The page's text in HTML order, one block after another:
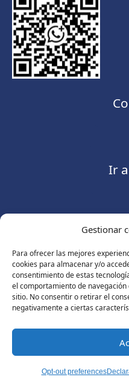
Gestionar
Para ofrecer las mejores
cookies para almacenar y/o
consentimiento de estas
el comportamiento de
sitio. No consentir o retirar el
negativamente a ciertas
Opt-out preferences
Ir
Consulte
© Copyright 2026